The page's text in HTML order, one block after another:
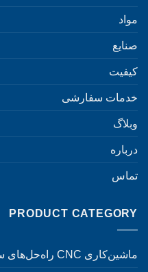
مواد
صنایع
کیفیت
خدمات سفارشی
وبلاگ
درباره
تماس
PRODUCT CATEGORY
ماشین‌کاری CNC راه‌حل‌های سفارشی چین